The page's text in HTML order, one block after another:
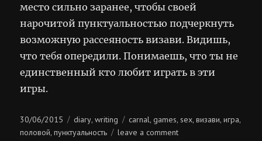
место сильно заранее, чтобы своей
нарочитой пунктуальностью подчеркнуть
возможную рассеяность визави. Видишь,
что тебя опередили. Понимаешь, что ты не
единственный кто любит играть в эти
игры.
Posted
on
30/06/2015 Categories
diary,writing Tags
carnal,games, sex,визави,игра,
половой,пунктуальность leave a commenton